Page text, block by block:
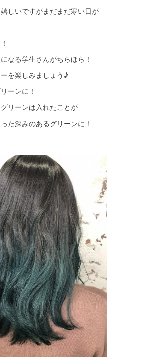
しいですがまだまだ寒い日が
なる学生さんがちらほら！
を楽しみましょう♪
ーンに！
リーンは入れたことが
た深みのあるグリーンに！